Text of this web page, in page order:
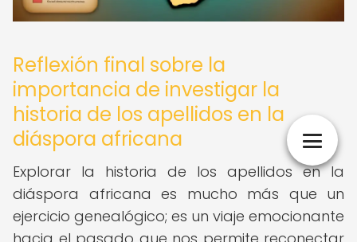
Reflexión final sobre la
importancia de investigar la
historia de los apellidos en la
diáspora africana
Explorar la historia de los apellidos en la
diáspora africana es mucho más que un
ejercicio genealógico; es un viaje emocionante